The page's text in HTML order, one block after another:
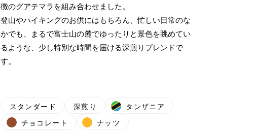
徴のグアテマラを組み合わせました。
登山やハイキングのお供にはもちろん、忙しい日常のな
かでも、まるで富士山の麓でゆったりと景色を眺めてい
るような、少し特別な時間を届ける深煎りブレンドで
す。
スタンダード 深煎り
タンザニア
チョコレート
ナッツ